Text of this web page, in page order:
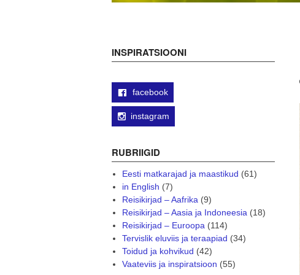
INSPIRATSIOONI
facebook
instagram
RUBRIIGID
Eesti matkarajad ja maastikud (61)
in English (7)
Reisikirjad – Aafrika(9)
Reisikirjad – Aasia ja Indoneesia(18)
Reisikirjad – Euroopa(114)
Tervislik eluviis ja teraapiad (34)
Toidud ja kohvikud (42)
Vaateviis ja inspiratsioon (55)